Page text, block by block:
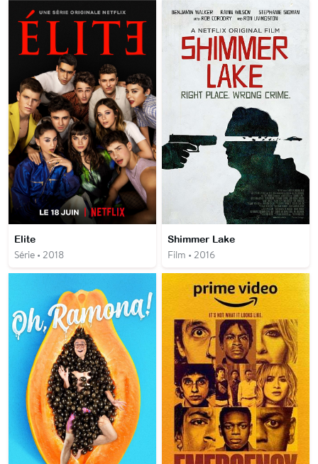
Elite
Série • 2018
Shimmer Lake
Film • 2016